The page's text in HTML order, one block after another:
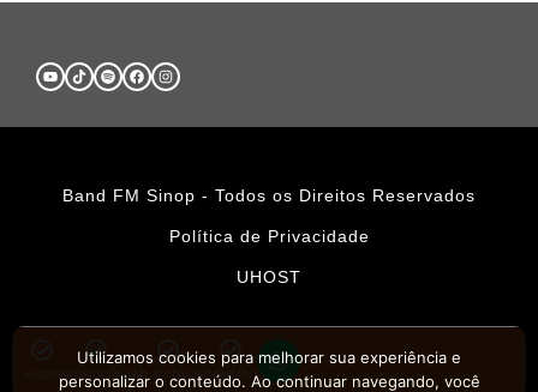
Band FM Sinop - Todos os Direitos Reservados
Política de Privacidade
UHOST
PROMOÇÕESAPLICATIVOS CONTATO
Utilizamos cookies para melhorar sua experiência e
personalizar o conteúdo. Ao continuar navegando, você